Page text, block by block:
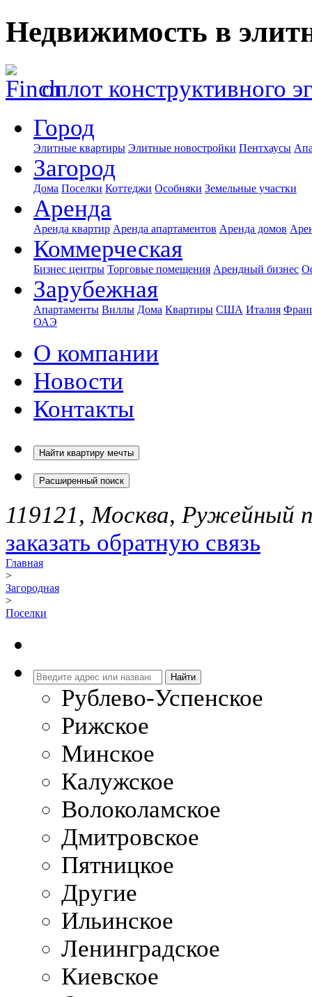
Недвижимость в
оплот конструктивного
Город
Элитные квартиры Элитные новостройки Пентхаусы
Загород
Дома Поселки Коттеджи Особняки Земельные участки
Аренда
Аренда квартир Аренда апартаментов Аренда домов
Коммерческая
Бизнес центры Торговые помещения Арендный бизнес
Зарубежная
Апартаменты Виллы Дома Квартиры США Италия
ОАЭ
О компании
Новости
Контакты
Найти квартиру мечты
Расширенный поиск
119121, Москва, Ружейный
заказать обратную связь
Главная
>
Загородная
>
Поселки
Рублево-Успенское
Рижское
Минское
Калужское
Волоколамское
Дмитровское
Пятницкое
Другие
Ильинское
Ленинградское
Киевское